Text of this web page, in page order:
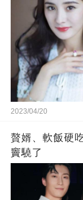
2023/04/20
贅婿、軟飯硬
竇驍了